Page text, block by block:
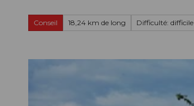
Conseil 18,24 km de long Difficulté: difficile